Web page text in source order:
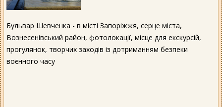
Бульвар Шевченка - в місті Запоріжжя, серце міста,
Вознесенівський район, фотолокації, місце для екскурсій,
прогулянок, творчих заходів із дотриманням безпеки
воєнного часу